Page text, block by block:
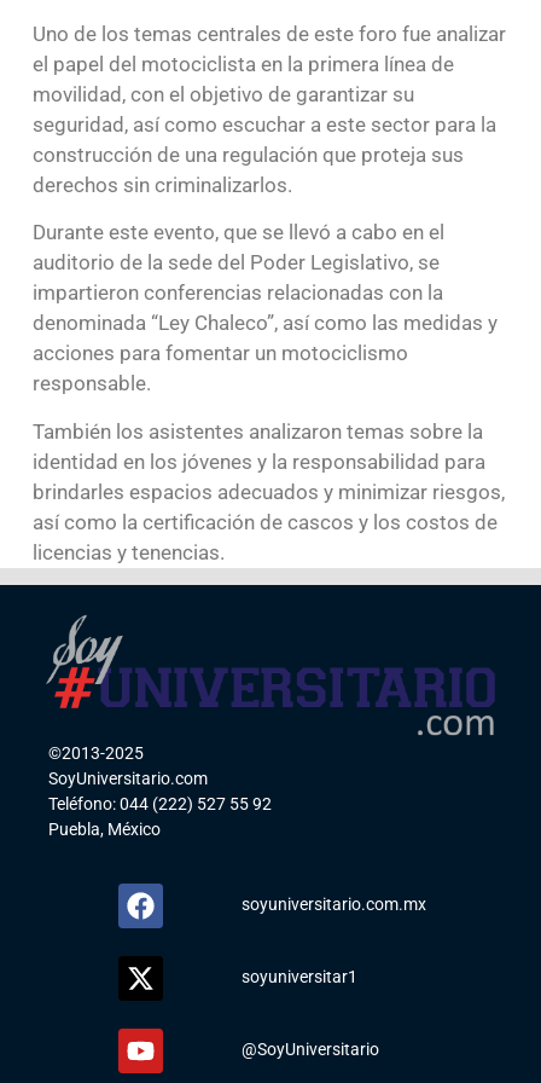
Uno de los temas centrales de este foro fue analizar
el papel del motociclista en la primera línea de
movilidad, con el objetivo de garantizar su
seguridad, así como escuchar a este sector para la
construcción de una regulación que proteja sus
derechos sin criminalizarlos.
Durante este evento, que se llevó a cabo en el
auditorio de la sede del Poder Legislativo, se
impartieron conferencias relacionadas con la
denominada “Ley Chaleco”, así como las medidas y
acciones para fomentar un motociclismo
responsable.
También los asistentes analizaron temas sobre la
identidad en los jóvenes y la responsabilidad para
brindarles espacios adecuados y minimizar riesgos,
así como la certificación de cascos y los costos de
licencias y tenencias.
©2013-2025
SoyUniversitario.com
Teléfono: 044 (222) 527 55 92
Puebla, México
soyuniversitario.com.mx
soyuniversitar1
@SoyUniversitario